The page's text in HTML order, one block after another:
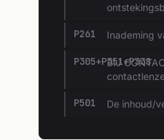
P261 Inademing
P305+P351+P338
BIJ
P501 De inhoud/